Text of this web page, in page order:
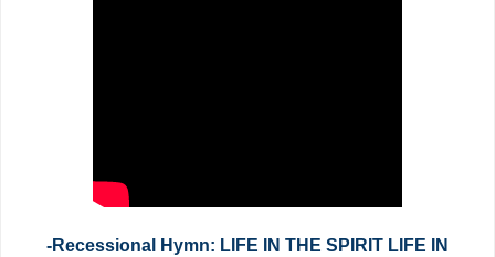
-Recessional Hymn: LIFE IN THE SPIRIT LIFE IN